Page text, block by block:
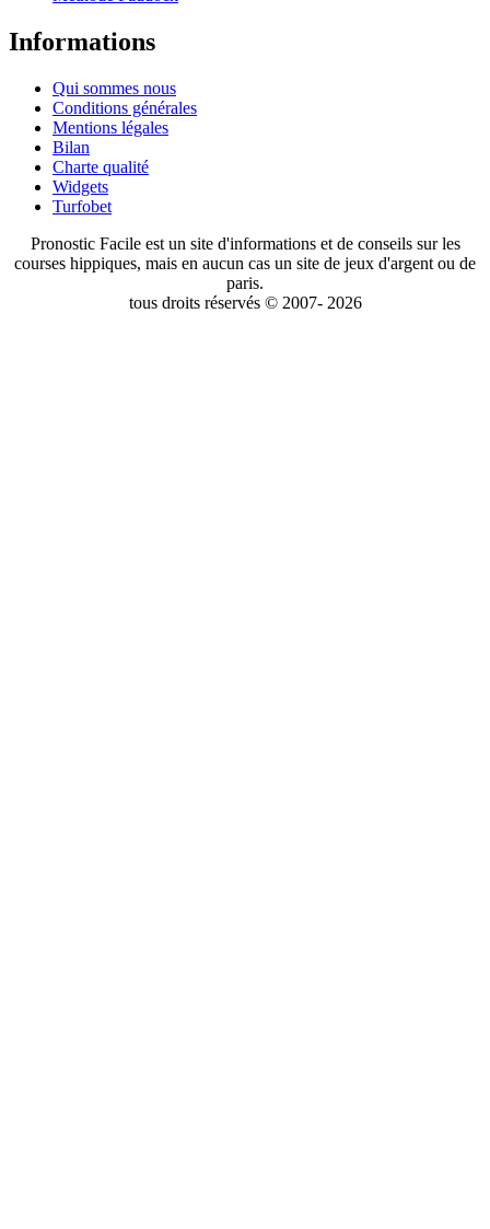
Informations
Qui sommes nous
Conditions générales
Mentions légales
Bilan
Charte qualité
Widgets
Turfobet
Pronostic Facile est un site d'informations et de conseils sur les
courses hippiques, mais en aucun cas un site de jeux d'argent ou de
paris.
tous droits réservés © 2007- 2026